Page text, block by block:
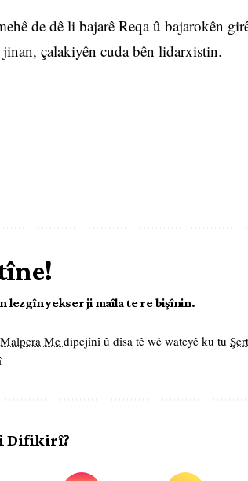
de dê li bajarê Reqa û bajarokên
çalakiyên cuda bên lidarxistin.
lezgîn yekser ji maîla te re bişînin.
Medipejînî û dîsa tê wê wateyê ku tu
Difikirî?